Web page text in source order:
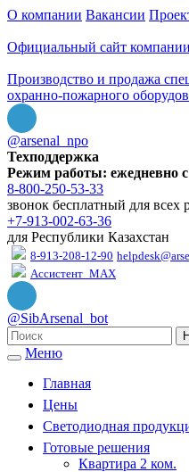
О компании Вакансии
Официальный сайт компании
Производство и продажа
охранно-пожарного
@arsenal_npo
Техподдержка
Режим работы: ежедневно с
8-800-250-53-33
звонок бесплатный для всех
+7-913-002-63-36
для Республики Казахстан
8-913-208-12-90
Ассистент_MAX
@SibArsenal_bot
Меню
Главная
Цены
Светодиодная
Готовые решения
Квартира 2 ком.